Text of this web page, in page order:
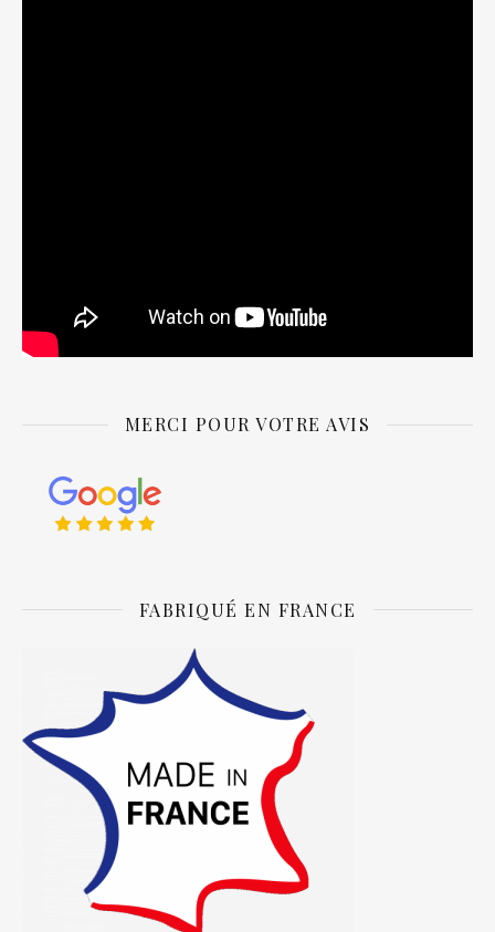
MERCI POUR VOTRE AVIS
FABRIQUÉ EN FRANCE